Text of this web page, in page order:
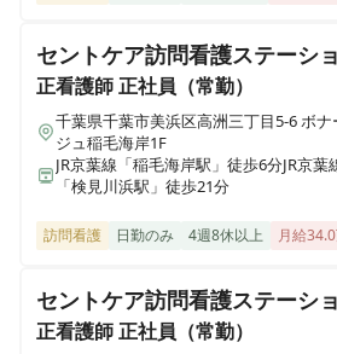
正看護師 正社員（常勤）
【鎌ヶ谷市】施設看護 / 施設内訪
◎医療施設型ホスピスで正看護師
セントケア訪問看護ステーシ
正看護師正社員（常勤）
千葉県千葉市美浜区高洲三丁目5-6 ボナ
ジュ稲毛海岸1F
JR京葉線「稲毛海岸駅」徒歩6分JR京葉
「検見川浜駅」徒歩21分
訪問看護 日勤のみ 4週8休以上 月給
セントケア訪問看護ステーシ
正看護師正社員（常勤）